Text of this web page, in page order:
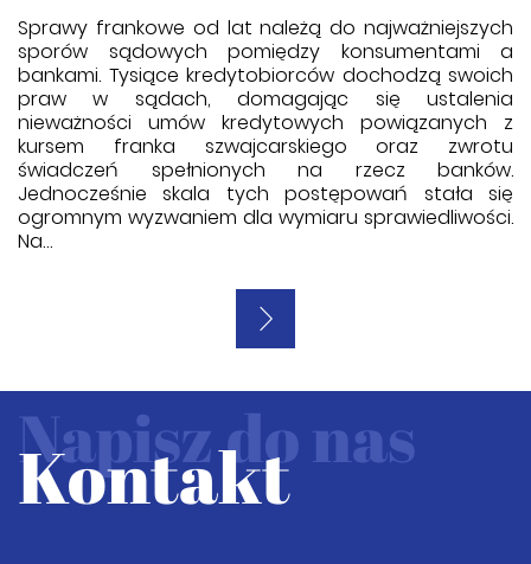
Sprawy frankowe od lat należą do najważniejszych
sporów sądowych pomiędzy konsumentami a
bankami. Tysiące kredytobiorców dochodzą swoich
praw w sądach, domagając się ustalenia
nieważności umów kredytowych powiązanych z
kursem franka szwajcarskiego oraz zwrotu
świadczeń spełnionych na rzecz banków.
Jednocześnie skala tych postępowań stała się
ogromnym wyzwaniem dla wymiaru sprawiedliwości.
Na…
Napisz do nas
Kontakt